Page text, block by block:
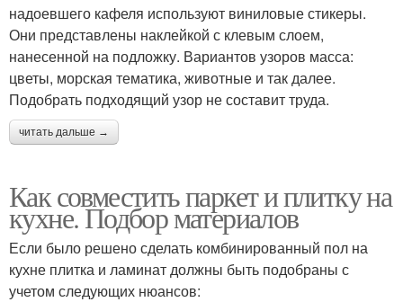
надоевшего кафеля используют виниловые стикеры.
Они представлены наклейкой с клевым слоем,
нанесенной на подложку. Вариантов узоров масса:
цветы, морская тематика, животные и так далее.
Подобрать подходящий узор не составит труда.
читать дальше →
Как совместить паркет и плитку на
кухне. Подбор материалов
Если было решено сделать комбинированный пол на
кухне плитка и ламинат должны быть подобраны с
учетом следующих нюансов: